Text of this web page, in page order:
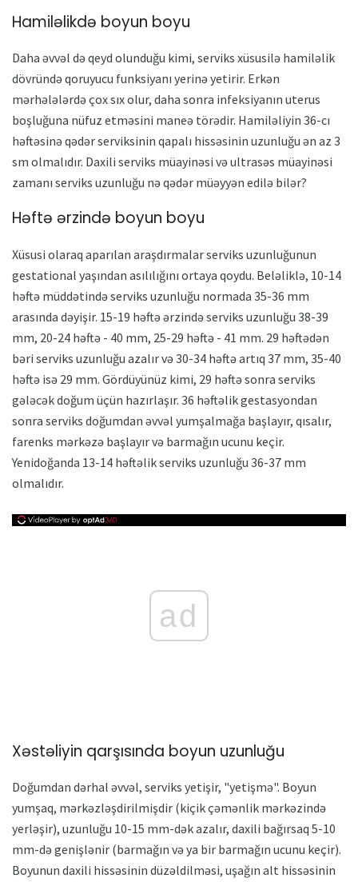
Hamiləlikdə boyun boyu
Daha əvvəl də qeyd olunduğu kimi, serviks xüsusilə hamiləlik
dövründə qoruyucu funksiyanı yerinə yetirir. Erkən
mərhələlərdə çox sıx olur, daha sonra infeksiyanın uterus
boşluğuna nüfuz etməsini maneə törədir. Hamiləliyin 36-cı
həftəsinə qədər serviksinin qapalı hissəsinin uzunluğu ən az 3
sm olmalıdır. Daxili serviks müayinəsi və ultrasəs müayinəsi
zamanı serviks uzunluğu nə qədər müəyyən edilə bilər?
Həftə ərzində boyun boyu
Xüsusi olaraq aparılan araşdırmalar serviks uzunluğunun
gestational yaşından asılılığını ortaya qoydu. Beləliklə, 10-14
həftə müddətində serviks uzunluğu normada 35-36 mm
arasında dəyişir. 15-19 həftə ərzində serviks uzunluğu 38-39
mm, 20-24 həftə - 40 mm, 25-29 həftə - 41 mm. 29 həftədən
bəri serviks uzunluğu azalır və 30-34 həftə artıq 37 mm, 35-40
həftə isə 29 mm. Gördüyünüz kimi, 29 həftə sonra serviks
gələcək doğum üçün hazırlaşır. 36 həftəlik gestasyondan
sonra serviks doğumdan əvvəl yumşalmağa başlayır, qısalır,
farenks mərkəzə başlayır və barmağın ucunu keçir.
Yenidoğanda 13-14 həftəlik serviks uzunluğu 36-37 mm
olmalıdır.
ad
Xəstəliyin qarşısında boyun uzunluğu
Doğumdan dərhal əvvəl, serviks yetişir, "yetişmə". Boyun
yumşaq, mərkəzləşdirilmişdir (kiçik çəmənlik mərkəzində
yerləşir), uzunluğu 10-15 mm-dək azalır, daxili bağırsaq 5-10
mm-də genişlənir (barmağın və ya bir barmağın ucunu keçir).
Boyunun daxili hissəsinin düzəldilməsi, uşağın alt hissəsinin